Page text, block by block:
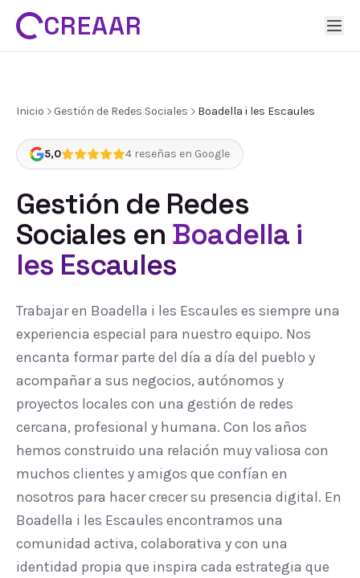
CREAAR
Inicio Gestión de Redes Sociales Boadella i les Escaules
5,0 4 reseñas en Google
Gestión de Redes
Sociales en Boadella i
les Escaules
Trabajar en Boadella i les Escaules es siempre una
experiencia especial para nuestro equipo. Nos
encanta formar parte del día a día del pueblo y
acompañar a sus negocios, autónomos y
proyectos locales con una gestión de redes
cercana, profesional y humana. Con los años
hemos construido una relación muy valiosa con
muchos clientes y amigos que confían en
nosotros para hacer crecer su presencia digital. En
Boadella i les Escaules encontramos una
comunidad activa, colaborativa y con una
identidad propia que inspira cada estrategia que